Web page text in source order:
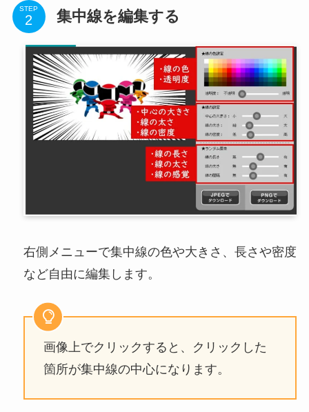
STEP 集中線を編集する
右側メニューで集中線の色や大きさ、長さや密度
など自由に編集します。
画像上でクリックすると、クリックした
箇所が集中線の中心になります。